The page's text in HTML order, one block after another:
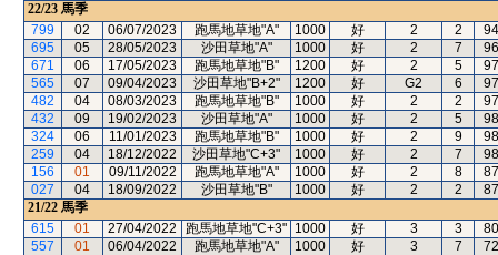
22/23 馬季
799
02 06/07/2023 跑馬地草地"A" 1000 好 2 2
94
695
05 28/05/2023 沙田草地"A" 1000 好 2 7
96
671
06 17/05/2023 跑馬地草地"B" 1200 好 2 5
97
565
07 09/04/2023 沙田草地"B+2" 1200 好 G2 6
97
482
04 08/03/2023 跑馬地草地"B" 1000 好 2 2
97
432
09 19/02/2023 沙田草地"A" 1000 好 2 5
98
324
06 11/01/2023 跑馬地草地"B" 1000 好 2 9
98
259
04 18/12/2022 沙田草地"C+3" 1000 好 2 7
98
156
01 09/11/2022 跑馬地草地"A" 1000 好 2 8
87
027
04 18/09/2022 沙田草地"B" 1000 好 2 2
87
21/22 馬季
615
01 27/04/2022 跑馬地草地"C+3" 1000 好 3 3
80
557
01 06/04/2022 跑馬地草地"A" 1000 好 3 7
72